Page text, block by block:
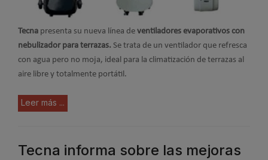
Tecna presenta su nueva línea de ventiladores evaporativos con
nebulizador para terrazas. Se trata de un ventilador que refresca
con agua pero no moja, ideal para la climatización de terrazas al
aire libre y totalmente portátil.
Leer más ...
Tecna informa sobre las mejoras